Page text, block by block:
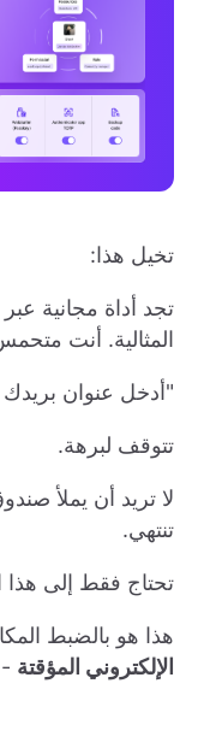
تخيل هذا:
تجد أداة مجانية عبر
المثالية. أنت
"أدخل عنوان بريدك
تتوقف لبرهة.
لا تريد أن يملأ
تنتهي.
تحتاج فقط إلى هذا
هذا هو بالضبط
الإلكتروني المؤقتة